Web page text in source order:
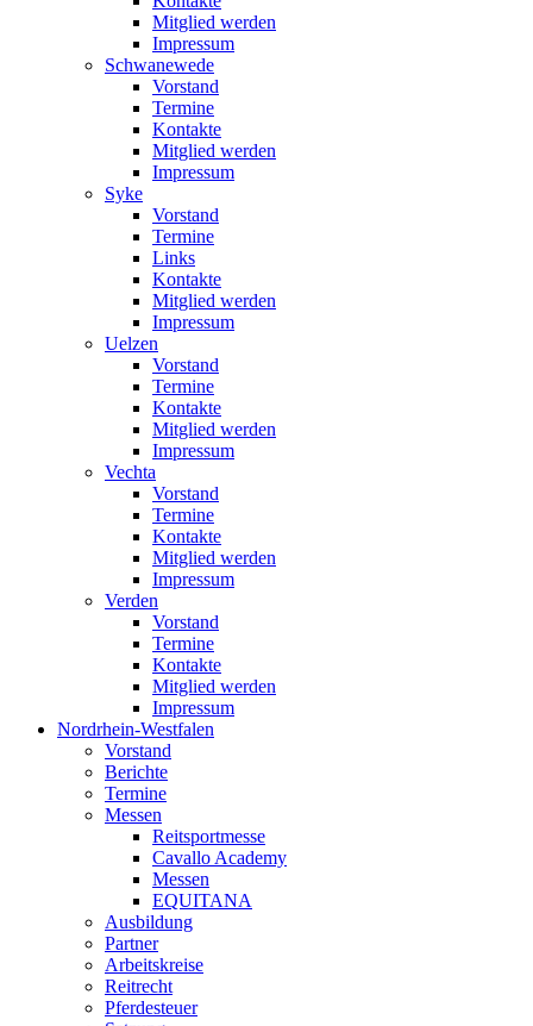
Mitglied werden
Impressum
Schwanewede
Vorstand
Termine
Kontakte
Mitglied werden
Impressum
Syke
Vorstand
Termine
Links
Kontakte
Mitglied werden
Impressum
Uelzen
Vorstand
Termine
Kontakte
Mitglied werden
Impressum
Vechta
Vorstand
Termine
Kontakte
Mitglied werden
Impressum
Verden
Vorstand
Termine
Kontakte
Mitglied werden
Impressum
Nordrhein-Westfalen
Vorstand
Berichte
Termine
Messen
Reitsportmesse
Cavallo Academy
Messen
EQUITANA
Ausbildung
Partner
Arbeitskreise
Reitrecht
Pferdesteuer